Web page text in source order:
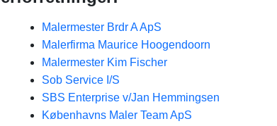
Malermester Brdr A ApS
Malerfirma Maurice Hoogendoorn
Malermester Kim Fischer
Sob Service I/S
SBS Enterprise v/Jan Hemmingsen
Københavns Maler Team ApS